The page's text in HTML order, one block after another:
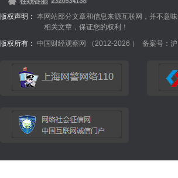
版权声明： 本网站部分文章和信息来源互联网，并不意
相关文章，保证您的权利！
版权所有： 中国财经观察网 （2012-2026 ） 备案号：